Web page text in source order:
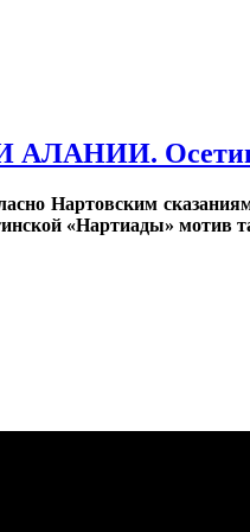
АЛАНИИ.
Нартовским
«Нартиады» мотив